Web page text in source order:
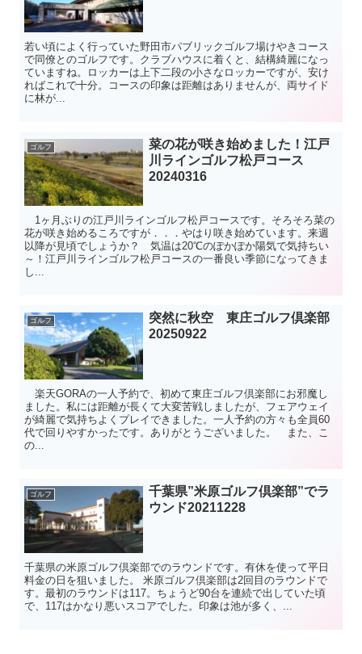
若い頃によく行っていた野田市パブリックゴルフ場けやきコース
で同僚とのゴルフです。クラブハウスに着くと、結構綺麗になっ
ていますね。ロッカーは上下二段の小さなロッカーですが、安け
ればこれで十分。コースの印象は距離はありませんが、両サイド
に林が...
ゴルフ
菜の花が咲き始めました！江戸
川ラインゴルフ松戸コース
20240316
1ヶ月ぶりの江戸川ラインゴルフ松戸コースです。そろそろ菜の
花が咲き始めるころですが．．．やはり咲き始めています。来週
以降が見頃でしょうか？ 気温は20℃のぽかぽか陽気で気持ちい
～！江戸川ラインゴルフ松戸コースの一番良い季節になってきま
し...
ゴルフ
突然に秋空 東庄ゴルフ倶楽部
20250922
楽天GORAの一人予約で、初めて東庄ゴルフ倶楽部にお邪魔し
ました。私には距離が長くて大変苦戦しましたが、フェアウェイ
が綺麗で気持ちよくプレイできました。一人予約の方々も全員60
代で回りやすかったです。ありがとうございました。 また、こ
の...
ゴルフ
千葉県”米原ゴルフ倶楽部”でラ
ウンド20211228
千葉県の米原ゴルフ倶楽部でのラウンドです。有休を使って平日
料金の日を狙いました。 米原ゴルフ倶楽部は2回目のラウンドで
す。最初のラウンドは117。ちょうど90台を連続で出していた頃
で、117はかなり悪いスコアでした。印象は池が多く、...